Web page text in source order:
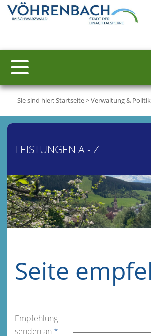
Sie sind hier:Startseite>Verwaltung & Politik
LEISTUNGEN A - Z
Seite
Empfehlung
senden an *